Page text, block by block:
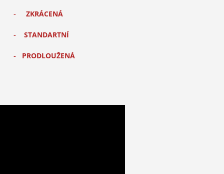
- ZKRÁCENÁ
- STANDARTNÍ
- PRODLOUŽENÁ